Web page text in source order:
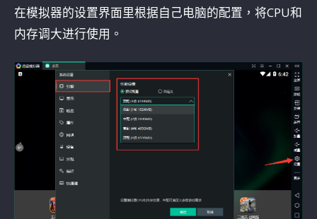
在模拟器的设置界面里根据自己电脑的配置，将CPU和
内存调大进行使用。